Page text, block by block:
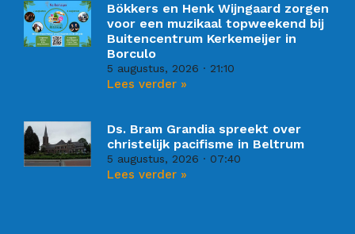
Bökkers en Henk Wijngaard zorgen
voor een muzikaal topweekend bij
Buitencentrum Kerkemeijer in
Borculo
5 augustus, 2026 21:10
Lees verder »
Ds. Bram Grandia spreekt over
christelijk pacifisme in Beltrum
5 augustus, 2026 07:40
Lees verder »